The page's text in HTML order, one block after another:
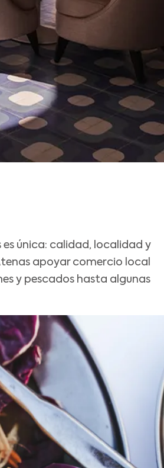
única: calidad, localidad y
apoyar comercio local
y pescados hasta algunas